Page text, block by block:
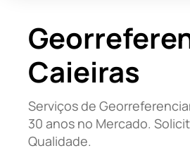
Caieiras
Serviços de
30 anos no Mercado.
Qualidade.